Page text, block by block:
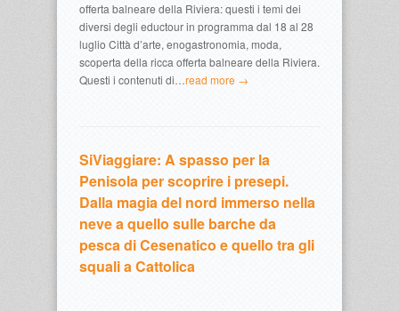
offerta balneare della Riviera: questi i temi dei
diversi degli eductour in programma dal 18 al 28
luglio Città d’arte, enogastronomia, moda,
scoperta della ricca offerta balneare della Riviera.
Questi i contenuti di…read more →
SiViaggiare: A spasso per la
Penisola per scoprire i presepi.
Dalla magia del nord immerso nella
neve a quello sulle barche da
pesca di Cesenatico e quello tra gli
squali a Cattolica